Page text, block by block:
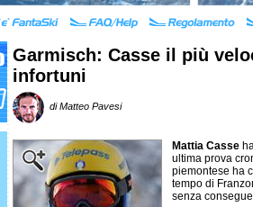
Garmisch: Casse il più
infortuni
di Matteo Pavesi
Mattia Casse
ultima prova
piemontese ha
tempo di
senza